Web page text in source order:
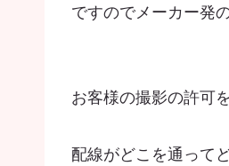
ですのでメーカー発
お客様の撮影の許可
配線がどこを通って